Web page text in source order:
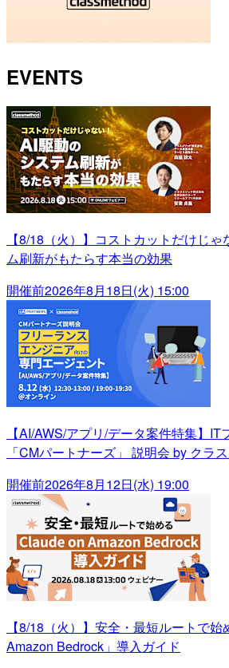
EVENTS
【8/18（火）】コストカットだけじ
ム刷新がもたらす本当の効果
開催前2026年8月18日(火) 15:00
【AI/AWS/アプリ/データ案件特集】IT
「CMパートナーズ」 説明会 by クラ
開催前2026年8月12日(水) 19:00
【8/18（火）】安全・最短ルートで
Amazon Bedrock」導入ガイド